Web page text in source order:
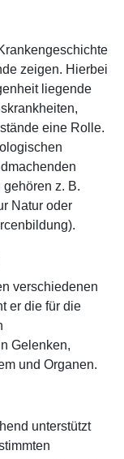
zeigen. Hierbei
liegende
eine Rolle.
z. B.
Natur oder
verschiedenen
er die für die
Gelenken,
und Organen.
unterstützt